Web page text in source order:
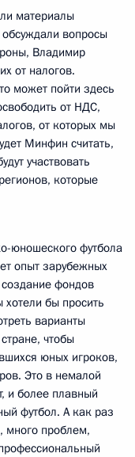
материалы
обсуждали вопросы
Владимир
от налогов.
может пойти здесь
от НДС,
от которых мы
Минфин считать,
участвовать
которые
юношеского футбола
опыт зарубежных
создание фондов
бы просить
варианты
чтобы
юных игроков,
Это в немалой
и более плавный
футбол. А как раз
много проблем,